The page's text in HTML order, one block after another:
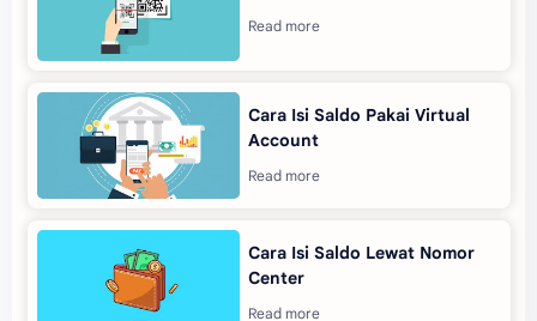
Cara Isi Saldo Pakai Virtual
Account
Cara Isi Saldo Lewat Nomor
Center